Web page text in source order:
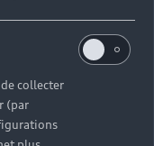
collecter
(par